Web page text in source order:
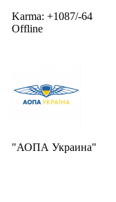
Karma: +1087/-64
Offline
"АОПА Украина"